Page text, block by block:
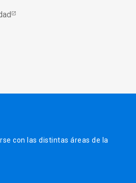
con las distintas áreas de la